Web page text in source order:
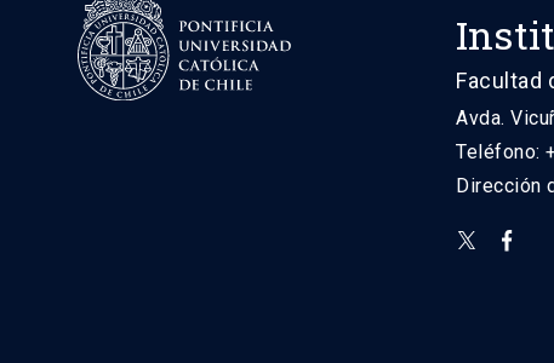
Facultad
Avda.
Teléfono:
Dirección